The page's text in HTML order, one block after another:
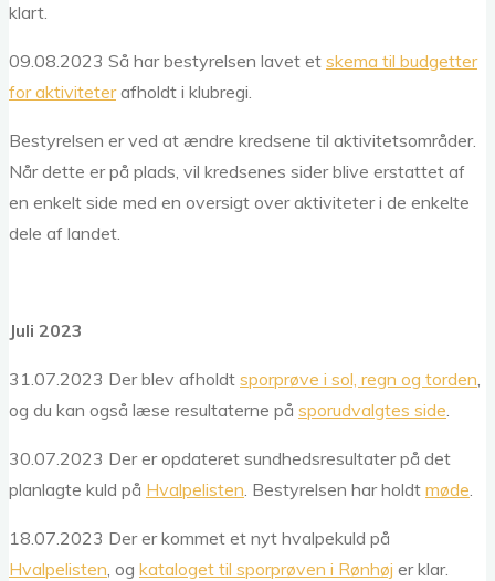
klart.
09.08.2023 Så har bestyrelsen lavet et skema til budgetter
for aktiviteterafholdt i klubregi.
Bestyrelsen er ved at ændre kredsene til aktivitetsområder.
Når dette er på plads, vil kredsenes sider blive erstattet af
en enkelt side med en oversigt over aktiviteter i de enkelte
dele af landet.
Juli 2023
31.07.2023 Der blev afholdt sporprøve i sol, regn og torden,
og du kan også læse resultaterne på sporudvalgtes side.
30.07.2023 Der er opdateret sundhedsresultater på det
planlagte kuld på Hvalpelisten. Bestyrelsen har holdt møde.
18.07.2023 Der er kommet et nyt hvalpekuld på
Hvalpelisten, og kataloget til sporprøven i Rønhøj er klar.